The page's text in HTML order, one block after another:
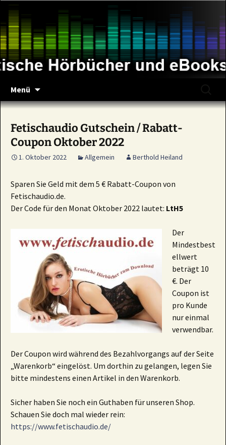
Inhalt
springen
Menü
Fetischaudio Gutschein / Rabatt-
Coupon Oktober 2022
1. Oktober 2022 Allgemein Berthold Heiland
Sparen Sie Geld mit dem 5 € Rabatt-Coupon von
Fetischaudio.de.
Der Code für den Monat Oktober 2022 lautet: LtH5
Der
Mindestbest
ellwert
beträgt 10
€. Der
Coupon ist
pro Kunde
nur einmal
verwendbar.
Der Coupon wird während des Bezahlvorgangs auf der Seite
„Warenkorb“ eingelöst. Um dorthin zu gelangen, legen Sie
bitte mindestens einen Artikel in den Warenkorb.
Sicher haben Sie noch ein Guthaben für unseren Shop.
Schauen Sie doch mal wieder rein:
https://www.fetischaudio.de/